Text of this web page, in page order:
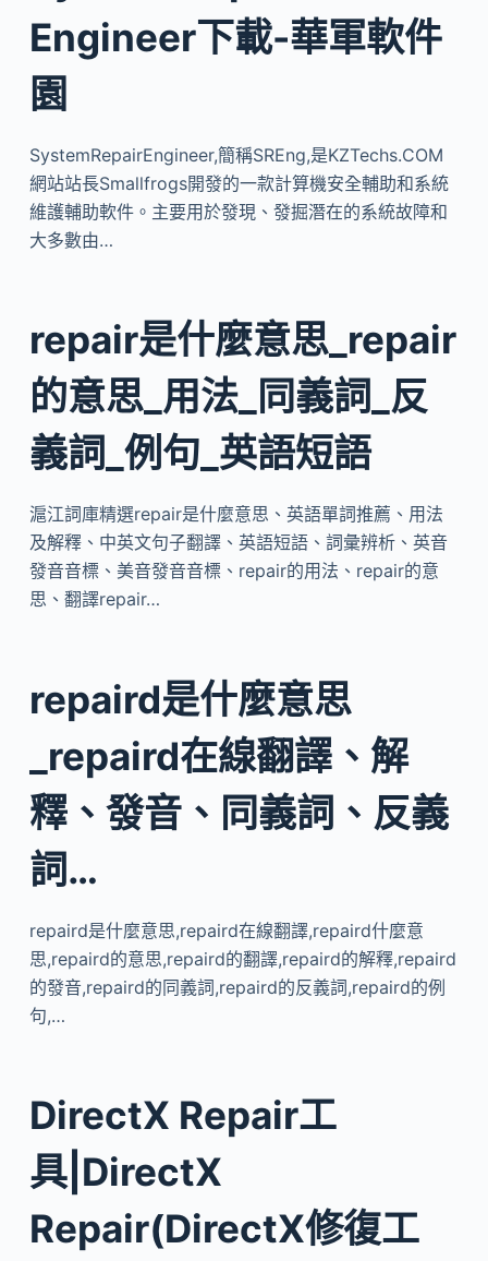
Engineer下載-華軍軟件
園
SystemRepairEngineer,簡稱SREng,是KZTechs.COM
網站站長Smallfrogs開發的一款計算機安全輔助和系統
維護輔助軟件。主要用於發現、發掘潛在的系統故障和
大多數由…
repair是什麼意思_repair
的意思_用法_同義詞_反
義詞_例句_英語短語
滬江詞庫精選repair是什麼意思、英語單詞推薦、用法
及解釋、中英文句子翻譯、英語短語、詞彙辨析、英音
發音音標、美音發音音標、repair的用法、repair的意
思、翻譯repair…
repaird是什麼意思
_repaird在線翻譯、解
釋、發音、同義詞、反義
詞…
repaird是什麼意思,repaird在線翻譯,repaird什麼意
思,repaird的意思,repaird的翻譯,repaird的解釋,repaird
的發音,repaird的同義詞,repaird的反義詞,repaird的例
句,…
DirectX Repair工
具|DirectX
Repair(DirectX修復工